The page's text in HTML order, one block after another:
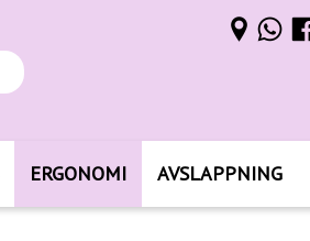
ERGONOMI AVSLAPPNING